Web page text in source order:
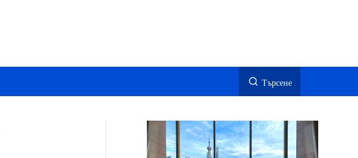
Търсене